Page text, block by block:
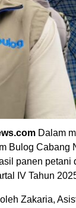
Dalam
Bulog Cabang
panen petani
IV Tahun
Zakaria,